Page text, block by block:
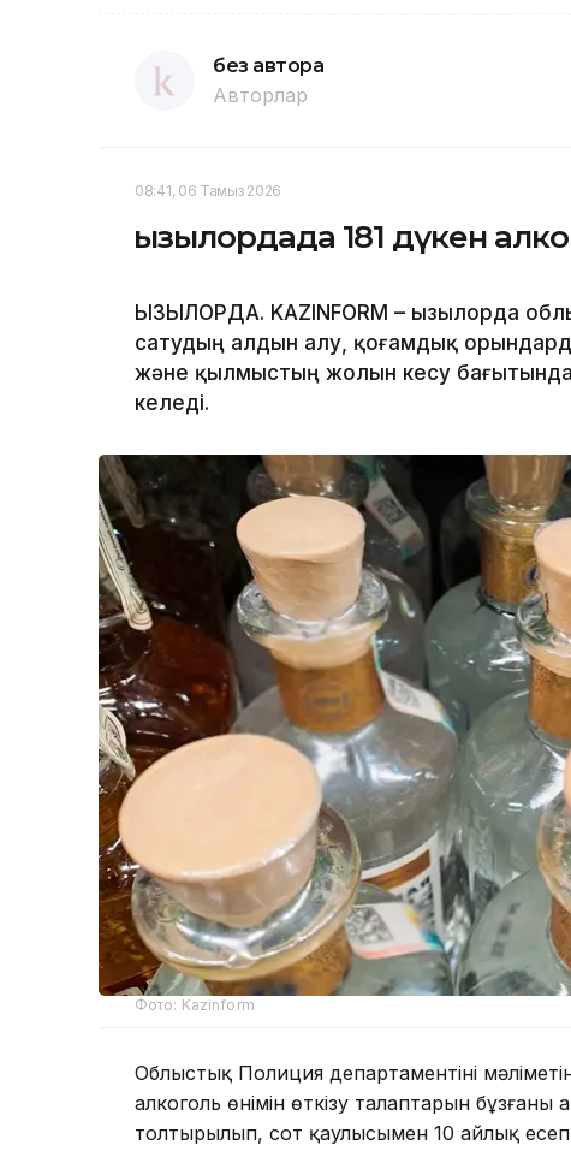
без автора
Авторлар
08:41, 06 Тамыз 2026
Қызылордада 181 дүкен
ҚЫЗЫЛОРДА. KAZINFORM – Қызылорда
сатудың алдын алу, қоғамдық
және қылмыстың жолын кесу
келеді.
Фото: Kazinform
Облыстық Полиция департаментінің
алкоголь өнімін өткізу талаптарын
толтырылып, сот қаулысымен 10 айлық